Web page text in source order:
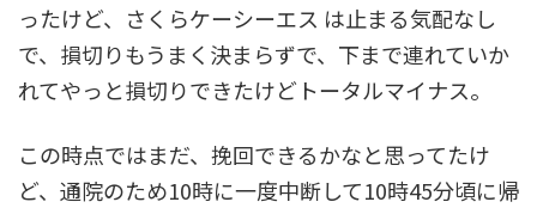
ったけど、さくらケーシーエス は止まる気配なし
で、損切りもうまく決まらずで、下まで連れていか
れてやっと損切りできたけどトータルマイナス。
この時点ではまだ、挽回できるかなと思ってたけ
ど、通院のため10時に一度中断して10時45分頃に帰